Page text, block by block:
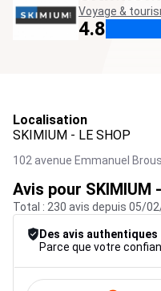
Voyage &
4.8
Localisation
SKIMIUM - LE SHOP
102 avenue Emmanuel
Avis pour SKIMIUM
Total : 230 avis depuis 05/
Des avis authentiques